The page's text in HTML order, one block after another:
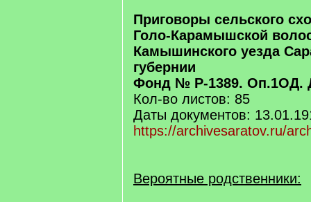
Приговоры сельского
Голо-Карамышской
Камышинского уезда
губернии
Фонд № Р-1389. Оп.1ОД.
Кол-во листов: 85
Даты документов:
https://archivesaratov.ru/
Вероятные родственники: